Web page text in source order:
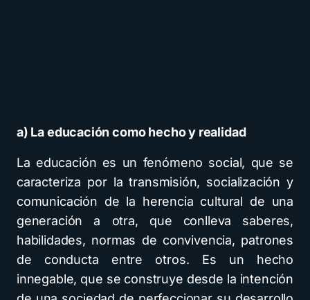
a) La educación como hecho y realidad
La educación es un fenómeno social, que se
caracteriza por la transmisión, socialización y
comunicación de la herencia cultural de una
generación a otra, que conlleva saberes,
habilidades, normas de convivencia, patrones
de conducta entre otros. Es un hecho
innegable, que se construye desde la intención